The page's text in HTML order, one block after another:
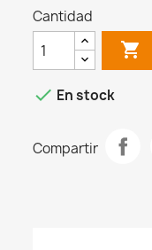
Cantidad

 En stock
Compartir